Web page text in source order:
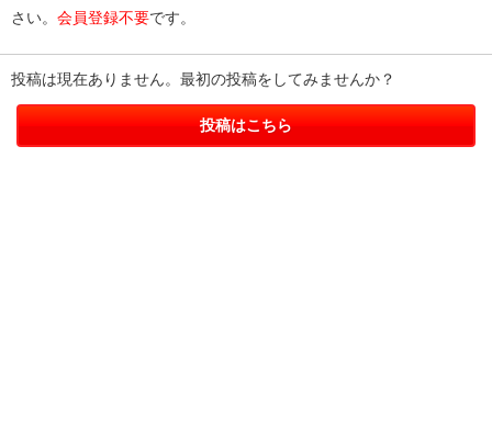
さい。 会員登録不要です。
投稿は現在ありません。最初の投稿をしてみませんか？
投稿はこちら